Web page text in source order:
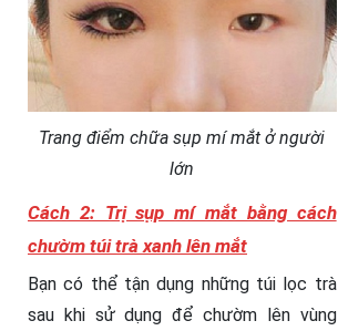
Trang điểm chữa sụp mí mắt ở người
lớn
Cách 2: Trị sụp mí mắt bằng cách
chườm túi trà xanh lên mắt
Bạn có thể tận dụng những túi lọc trà
sau khi sử dụng để chườm lên vùng